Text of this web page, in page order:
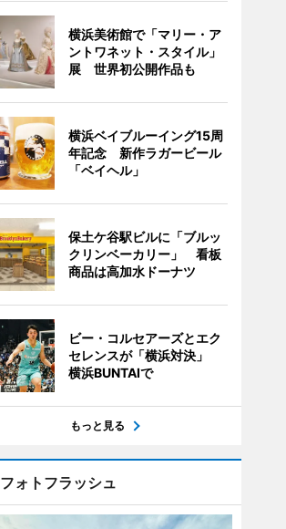
横浜美術館で「マリー・ア
ントワネット・スタイル」
展 世界初公開作品も
横浜ベイブルーイング15周
年記念 新作ラガービール
「ベイヘル」
保土ケ谷駅ビルに「ブルッ
クリンベーカリー」 看板
商品は高加水ドーナツ
ビー・コルセアーズとエク
セレンスが「横浜対決」
横浜BUNTAIで
もっと見る
フォトフラッシュ